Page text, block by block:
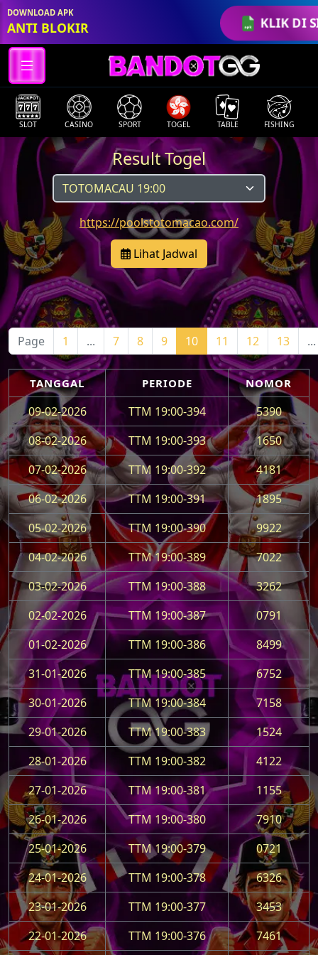
KLIK DI
DOWNLOAD APK
ANTI BLOKIR
SLOT CASINO SPORT TOGEL TABLE FISHING
Result Togel
https://poolstotomacao.com/
Lihat Jadwal
Page 1 ... 7 8 9 10 11 12 13 ...
TANGGAL PERIODE NOMOR
09-02-2026 TTM 19:00-394
5390
08-02-2026
TTM 19:00-393
1650
07-02-2026
TTM 19:00-392
4181
06-02-2026
TTM 19:00-391
1895
05-02-2026
TTM 19:00-390
9922
04-02-2026
TTM 19:00-389
7022
03-02-2026
TTM 19:00-388
3262
02-02-2026
TTM 19:00-387
0791
01-02-2026
TTM 19:00-386
8499
31-01-2026
TTM 19:00-385
6752
30-01-2026
TTM 19:00-384
7158
29-01-2026
TTM 19:00-383
1524
28-01-2026
TTM 19:00-382
4122
27-01-2026
TTM 19:00-381
1155
26-01-2026
TTM 19:00-380
7910
25-01-2026
TTM 19:00-379
0721
24-01-2026
TTM 19:00-378
6326
23-01-2026
TTM 19:00-377
3453
22-01-2026
TTM 19:00-376 7461